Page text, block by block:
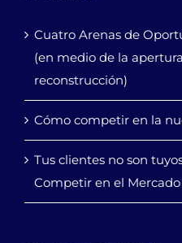
Cuatro Arenas de
(en medio de la
reconstrucción)
Cómo competir en la
Tus clientes no son
Competir en el